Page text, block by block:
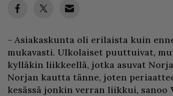
– Asiakaskunta oli erilaista kuin
mukavasti. Ulkolaiset puuttuivat,
kylläkin liikkeellä, jotka asuvat
Norjan kautta tänne, joten
kesässä jonkin verran liikkui, sanoo